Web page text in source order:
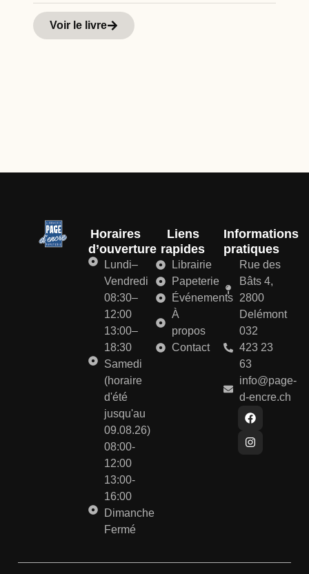
Voir le livre
Horaires
d’ouverture
Lundi–
Vendredi
08:30–
12:00
13:00–
18:30
Samedi
(horaire
d'été
jusqu'au
09.08.26)
08:00-
12:00
13:00-
16:00
Dimanche
Fermé
Liens
rapides
Librairie
Papeterie
Événements
À
propos
Contact
Informations
pratiques
Rue des
Bâts 4,
2800
Delémont
032
423 23
63
info@page-
d-encre.ch